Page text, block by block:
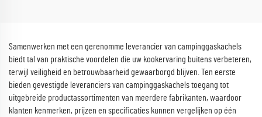
Samenwerken met een gerenomme leverancier van campinggaskachels
biedt tal van praktische voordelen die uw kookervaring buitens verbeteren,
terwijl veiligheid en betrouwbaarheid gewaarborgd blijven. Ten eerste
bieden gevestigde leveranciers van campinggaskachels toegang tot
uitgebreide productassortimenten van meerdere fabrikanten, waardoor
klanten kenmerken, prijzen en specificaties kunnen vergelijken op één